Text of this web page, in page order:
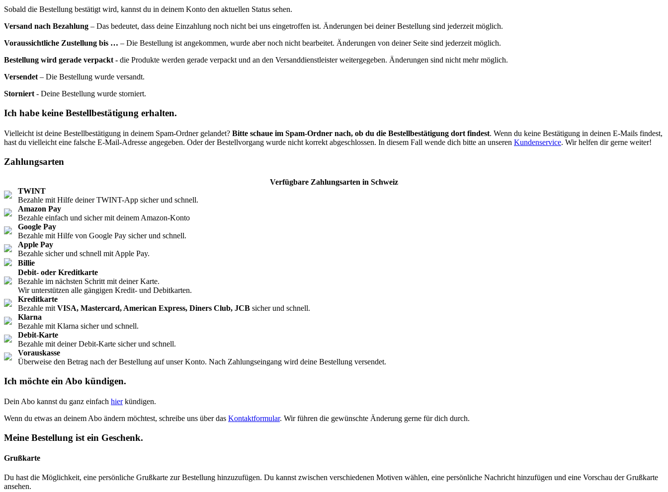
Sobald die Bestellung bestätigt wird, kannst du in deinem Konto den aktuellen Status sehen.
Versand nach Bezahlung – Das bedeutet, dass deine Einzahlung noch nicht bei uns eingetroffen ist. Änderungen bei deiner Bestellung sind jederzeit möglich.
Voraussichtliche Zustellung bis … – Die Bestellung ist angekommen, wurde aber noch nicht bearbeitet. Änderungen von deiner Seite sind jederzeit möglich.
Bestellung wird gerade verpackt - die Produkte werden gerade verpackt und an den Versanddienstleister weitergegeben. Änderungen sind nicht mehr möglich.
Versendet – Die Bestellung wurde versandt.
Storniert - Deine Bestellung wurde storniert.
Ich habe keine Bestellbestätigung erhalten.
Vielleicht ist deine Bestellbestätigung in deinem Spam-Ordner gelandet? Bitte schaue im Spam-Ordner nach, ob du die Bestellbestätigung dort findest. Wenn du keine Bestätigung in deinen E-Mails findest,
hast du vielleicht eine falsche E-Mail-Adresse angegeben. Oder der Bestellvorgang wurde nicht korrekt abgeschlossen. In diesem Fall wende dich bitte an unseren Kundenservice. Wir helfen dir gerne weiter!
Zahlungsarten
Verfügbare Zahlungsarten in Schweiz
TWINT
Bezahle mit Hilfe deiner TWINT-App sicher und schnell.
Amazon Pay
Bezahle einfach und sicher mit deinem Amazon-Konto
Google Pay
Bezahle mit Hilfe von Google Pay sicher und schnell.
Apple Pay
Bezahle sicher und schnell mit Apple Pay.
Billie
Debit- oder Kreditkarte
Bezahle im nächsten Schritt mit deiner Karte.
Wir unterstützen alle gängigen Kredit- und Debitkarten.
Kreditkarte
Bezahle mit VISA, Mastercard, American Express, Diners Club, JCB sicher und schnell.
Klarna
Bezahle mit Klarna sicher und schnell.
Debit-Karte
Bezahle mit deiner Debit-Karte sicher und schnell.
Vorauskasse
Überweise den Betrag nach der Bestellung auf unser Konto. Nach Zahlungseingang wird deine Bestellung versendet.
Ich möchte ein Abo kündigen.
Dein Abo kannst du ganz einfach hierkündigen.
Wenn du etwas an deinem Abo ändern möchtest, schreibe uns über das Kontaktformular. Wir führen die gewünschte Änderung gerne für dich durch.
Meine Bestellung ist ein Geschenk.
Grußkarte
Du hast die Möglichkeit, eine persönliche Grußkarte zur Bestellung hinzuzufügen. Du kannst zwischen verschiedenen Motiven wählen, eine persönliche Nachricht hinzufügen und eine Vorschau der Grußkarte
ansehen.